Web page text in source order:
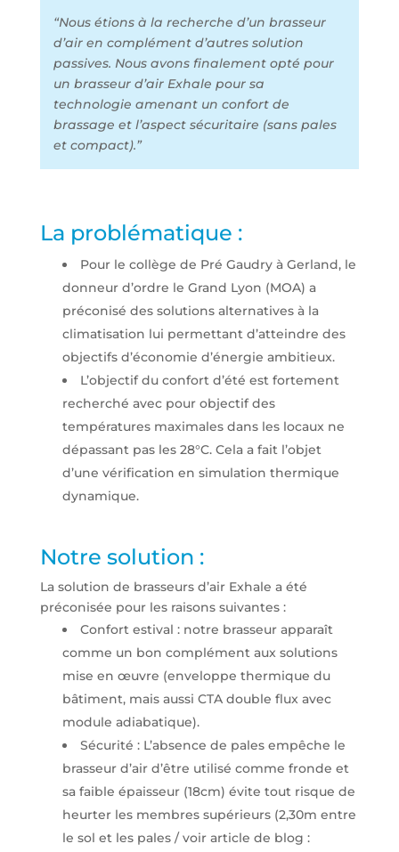
“Nous étions à la recherche d’un brasseur
d’air en complément d’autres solution
passives. Nous avons finalement opté pour
un brasseur d’air Exhale pour sa
technologie amenant un confort de
brassage et l’aspect sécuritaire (sans pales
et compact).”
La problématique :
Pour le collège de Pré Gaudry à Gerland, le
donneur d’ordre le Grand Lyon (MOA) a
préconisé des solutions alternatives à la
climatisation lui permettant d’atteindre des
objectifs d’économie d’énergie ambitieux.
L’objectif du confort d’été est fortement
recherché avec pour objectif des
températures maximales dans les locaux ne
dépassant pas les 28°C. Cela a fait l’objet
d’une vérification en simulation thermique
dynamique.
Notre solution :
La solution de brasseurs d’air Exhale a été
préconisée pour les raisons suivantes :
Confort estival : notre brasseur apparaît
comme un bon complément aux solutions
mise en œuvre (enveloppe thermique du
bâtiment, mais aussi CTA double flux avec
module adiabatique).
Sécurité : L’absence de pales empêche le
brasseur d’air d’être utilisé comme fronde et
sa faible épaisseur (18cm) évite tout risque de
heurter les membres supérieurs (2,30m entre
le sol et les pales / voir article de blog :